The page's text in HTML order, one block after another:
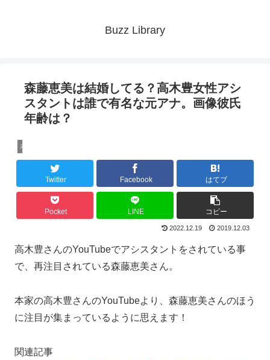
Buzz Library
森藤恵美は結婚してる？高木豊女性アシ
スタントは誰で有名な元アナ。画像彼氏
年齢は？
未分類
Twitter Facebook はてブ
Pocket LINE コピー
2022.12.19 2019.12.03
高木豊さんのYouTubeでアシスタントをされている事
で、再注目されている森藤恵美さん。
本家の高木豊さんのYouTubeより、森藤恵美さんのほう
に注目が集まっているように思えます！
関連記事